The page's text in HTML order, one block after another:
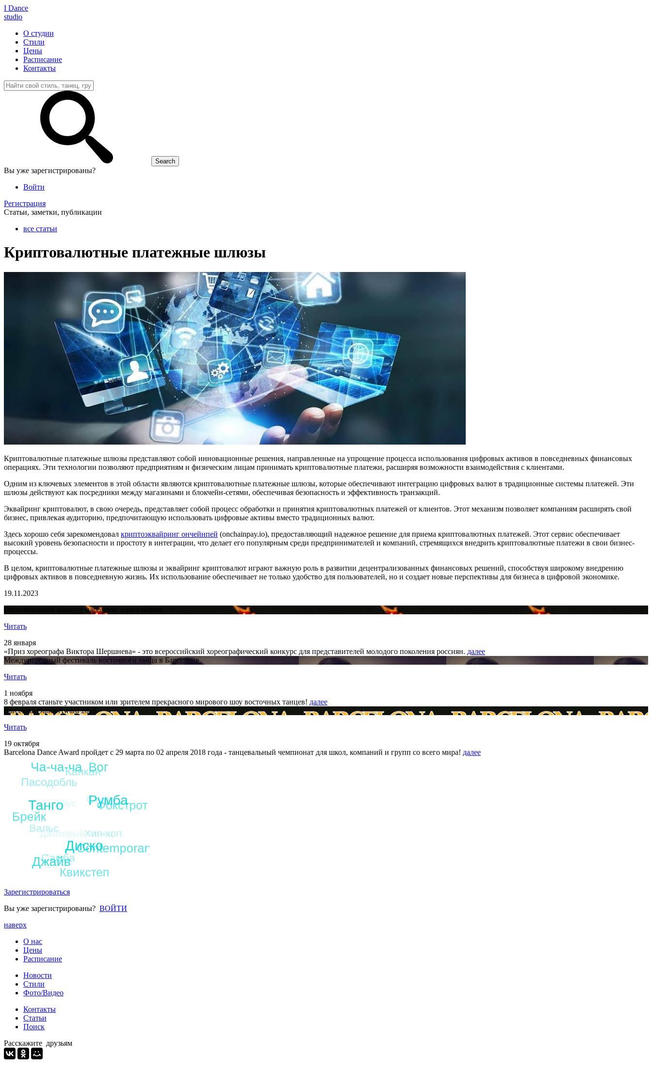
I Dance
studio
О студии
Стили
Цены
Расписание
Контакты
Вы уже зарегистрированы?
Войти
Регистрация
Статьи, заметки, публикации
все статьи
Криптовалютные платежные шлюзы
Криптовалютные платежные шлюзы представляют собой инновационные решения, направленные на упрощение процесса использования цифровых активов в повседневных финансовых
операциях. Эти технологии позволяют предприятиям и физическим лицам принимать криптовалютные платежи, расширяя возможности взаимодействия с клиентами.
Одним из ключевых элементов в этой области являются криптовалютные платежные шлюзы, которые обеспечивают интеграцию цифровых валют в традиционные системы платежей. Эти
шлюзы действуют как посредники между магазинами и блокчейн-сетями, обеспечивая безопасность и эффективность транзакций.
Эквайринг криптовалют, в свою очередь, представляет собой процесс обработки и принятия криптовалютных платежей от клиентов. Этот механизм позволяет компаниям расширять свой
бизнес, привлекая аудиторию, предпочитающую использовать цифровые активы вместо традиционных валют.
Здесь хорошо себя зарекомендовал криптоэквайринг ончейнпей (onchainpay.io), предоставляющий надежное решение для приема криптовалютных платежей. Этот сервис обеспечивает
высокий уровень безопасности и простоту в интеграции, что делает его популярным среди предпринимателей и компаний, стремящихся внедрить криптовалютные платежи в свои бизнес-
процессы.
В целом, криптовалютные платежные шлюзы и эквайринг криптовалют играют важную роль в развитии децентрализованных финансовых решений, способствуя широкому внедрению
цифровых активов в повседневную жизнь. Их использование обеспечивает не только удобство для пользователей, но и создает новые перспективы для бизнеса в цифровой экономике.
19.11.2023
Национальный конкурс народной хореографии.
Читать
28 января
«Приз хореографа Виктора Шершнева» - это всероссийский хореографический конкурс для представителей молодого поколения россиян. далее
Международный фестиваль восточного танца в Барселоне
Читать
1 ноября
8 февраля станьте участником или зрителем прекрасного мирового шоу восточных танцев! далее
Barcelona Dance Award 2018
Читать
19 октября
Barcelona Dance Award пройдет с 29 марта по 02 апреля 2018 года - танцевальный чемпионат для школ, компаний и групп со всего мира! далее
Зарегистрироваться
Вы уже зарегистрированы? ВОЙТИ
наверх
О нас
Цены
Расписание
Новости
Стили
Фото/Видео
Контакты
Статьи
Поиск
Расскажите друзьям